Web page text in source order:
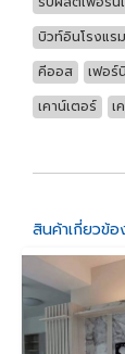
บิวท์อินโรงแรม
คีออส
เฟอร์
เคาน์เตอร์
เ
สินค้าเกี่ยวข้อ